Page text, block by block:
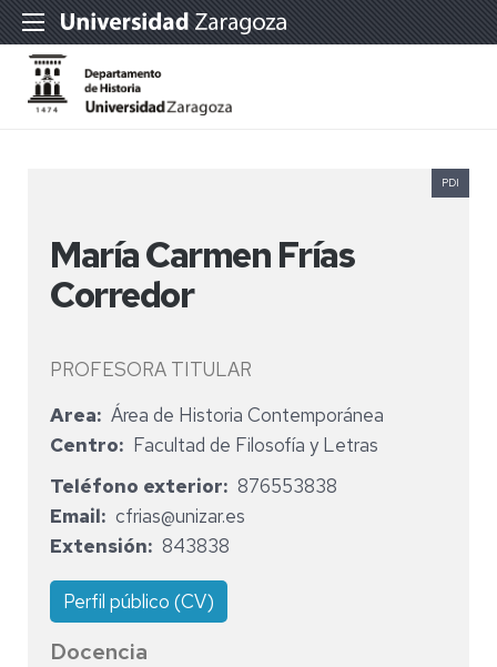
María Carmen Frías
Corredor
PROFESORA TITULAR
PDI
Area
Área de Historia Contemporánea
Centro
Facultad de Filosofía y Letras
Teléfono exterior
876553838
Email
cfrias@unizar.es
Extensión
843838
Perfil público (CV)
Docencia